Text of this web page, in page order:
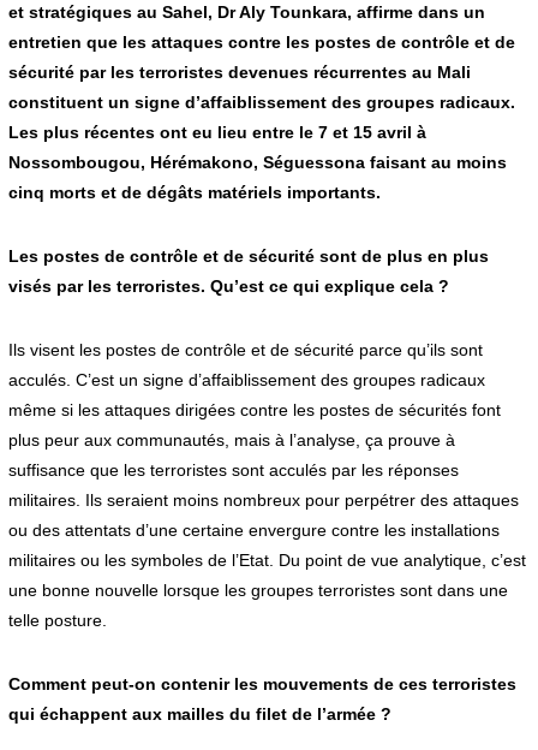
i
l
2
2
3
et stratégiques au Sahel, Dr Aly Tounkara, affirme dans un
entretien que les attaques contre les postes de contrôle et de
sécurité par les terroristes devenues récurrentes au Mali
constituent un signe d’affaiblissement des groupes radicaux.
Les plus récentes ont eu lieu entre le 7 et 15 avril à
Nossombougou, Hérémakono, Séguessona faisant au moins
cinq morts et de dégâts matériels importants.
Les postes de contrôle et de sécurité sont de plus en plus
visés par les terroristes. Qu’est ce qui explique cela ?
Ils visent les postes de contrôle et de sécurité parce qu’ils sont
acculés. C’est un signe d’affaiblissement des groupes radicaux
même si les attaques dirigées contre les postes de sécurités font
plus peur aux communautés, mais à l’analyse, ça prouve à
suffisance que les terroristes sont acculés par les réponses
militaires. Ils seraient moins nombreux pour perpétrer des attaques
ou des attentats d’une certaine envergure contre les installations
militaires ou les symboles de l’Etat. Du point de vue analytique, c’est
une bonne nouvelle lorsque les groupes terroristes sont dans une
telle posture.
Comment peut-on contenir les mouvements de ces terroristes
qui échappent aux mailles du filet de l’armée ?